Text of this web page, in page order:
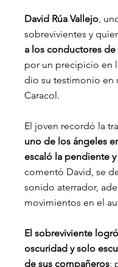
David Rúa Vallejo ,
sobrevivientes y
a los conductores
por un precipicio en
dio su testimonio en
Caracol.
El joven recordó la
uno de los ángeles
escaló la pendiente
comentó David, se
sonido aterrador,
movimientos en el
El sobreviviente
oscuridad y solo
de sus compañeros;